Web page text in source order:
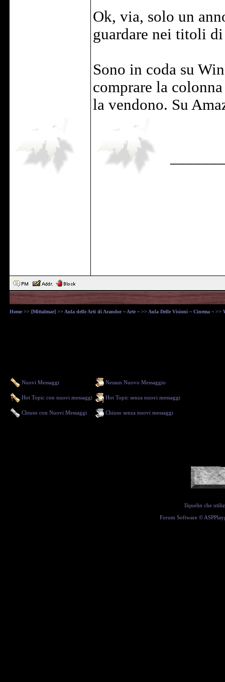
Ok, via, solo un
guardare nei titoli
Sono in coda su
comprare la
la vendono. Su
Home >> [Mittalmar] >> Aula delle Arti di Arandor ~ Arte ~ >> Aula Delle Visioni ~ Cinema ~ >>
Nuovi Messaggi Nessun Nuovo Messaggio
Hot Topic con nuovi messaggi Hot Topic senza nuovi messaggi
Chiuso con Nuovi Messaggi Chiuso senza nuovi messaggi
Ilquelin che
Forum Software ©